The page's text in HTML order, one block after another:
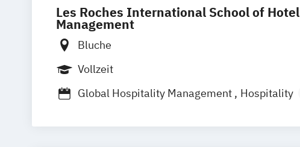
Les Roches International School of Hotel
Management
Bluche
Vollzeit
Global Hospitality Management
Hospitality
International Hospitality Administration